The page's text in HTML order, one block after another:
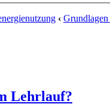
‹
Lehrlauf?